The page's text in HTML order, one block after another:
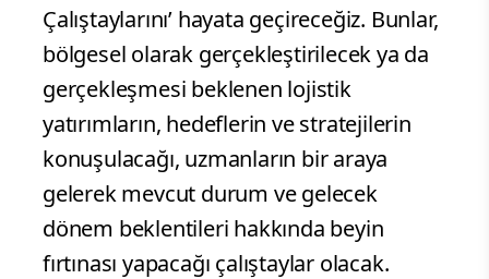
Çalıştaylarını’ hayata geçireceğiz. Bunlar,
bölgesel olarak gerçekleştirilecek ya da
gerçekleşmesi beklenen lojistik
yatırımların, hedeflerin ve stratejilerin
konuşulacağı, uzmanların bir araya
gelerek mevcut durum ve gelecek
dönem beklentileri hakkında beyin
fırtınası yapacağı çalıştaylar olacak.